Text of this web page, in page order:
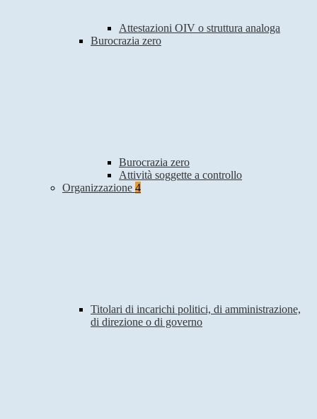
Attestazioni OIV o struttura analoga
Burocrazia zero
Burocrazia zero
Attività soggette a controllo
Organizzazione 4
Titolari di incarichi politici, di amministrazione,
di direzione o di governo